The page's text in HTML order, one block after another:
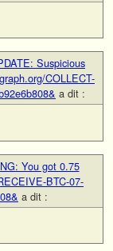
Suspicious
COLLECT-
a dit :
You got 0.75
BTC-07-
a dit :